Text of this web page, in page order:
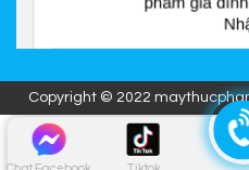
Copyright © 2022